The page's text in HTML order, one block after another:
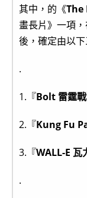
其中，的《The
畫長片》一項
後，確定由以
.
1.『Bolt 雷霆
2.『Kung Fu
3.『WALL-E 瓦
.